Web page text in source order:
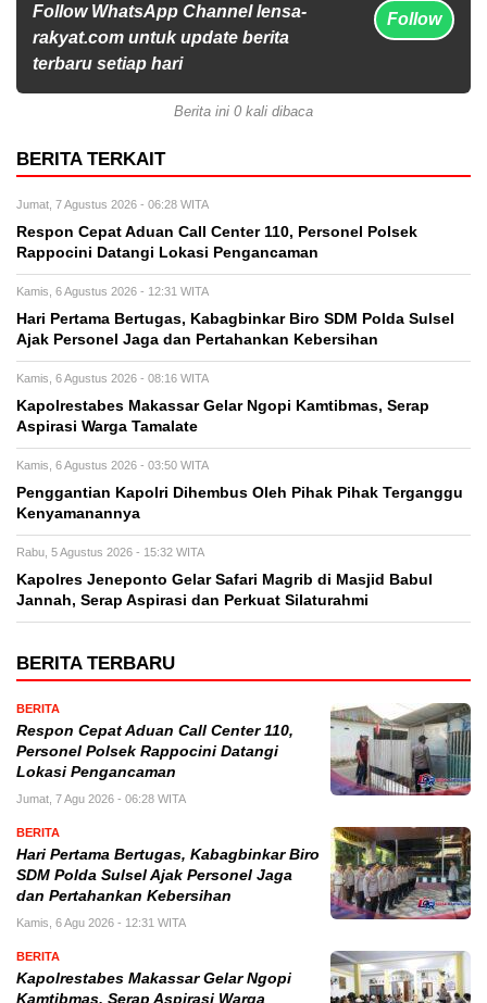
Follow WhatsApp Channel lensa-
rakyat.com untuk update berita
terbaru setiap hari
Follow
Berita ini 0 kali dibaca
BERITA TERKAIT
Jumat, 7 Agustus 2026 - 06:28 WITA
Respon Cepat Aduan Call Center 110, Personel Polsek
Rappocini Datangi Lokasi Pengancaman
Kamis, 6 Agustus 2026 - 12:31 WITA
Hari Pertama Bertugas, Kabagbinkar Biro SDM Polda Sulsel
Ajak Personel Jaga dan Pertahankan Kebersihan
Kamis, 6 Agustus 2026 - 08:16 WITA
Kapolrestabes Makassar Gelar Ngopi Kamtibmas, Serap
Aspirasi Warga Tamalate
Kamis, 6 Agustus 2026 - 03:50 WITA
Penggantian Kapolri Dihembus Oleh Pihak Pihak Terganggu
Kenyamanannya
Rabu, 5 Agustus 2026 - 15:32 WITA
Kapolres Jeneponto Gelar Safari Magrib di Masjid Babul
Jannah, Serap Aspirasi dan Perkuat Silaturahmi
BERITA TERBARU
BERITA
Respon Cepat Aduan Call Center 110,
Personel Polsek Rappocini Datangi
Lokasi Pengancaman
Jumat, 7 Agu 2026 - 06:28 WITA
BERITA
Hari Pertama Bertugas, Kabagbinkar Biro
SDM Polda Sulsel Ajak Personel Jaga
dan Pertahankan Kebersihan
Kamis, 6 Agu 2026 - 12:31 WITA
BERITA
Kapolrestabes Makassar Gelar Ngopi
Kamtibmas, Serap Aspirasi Warga